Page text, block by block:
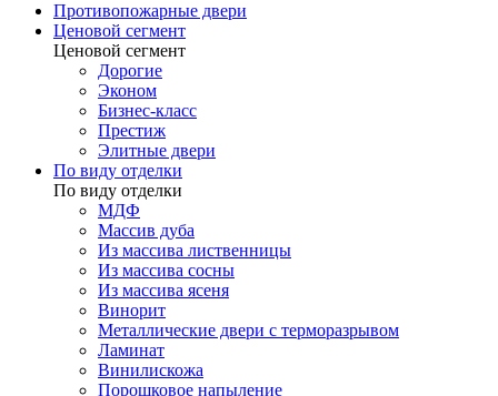
Противопожарные двери
Ценовой сегмент
Ценовой сегмент
Дорогие
Эконом
Бизнес-класс
Престиж
Элитные двери
По виду отделки
По виду отделки
МДФ
Массив дуба
Из массива лиственницы
Из массива сосны
Из массива ясеня
Винорит
Металлические двери с терморазрывом
Ламинат
Винилискожа
Порошковое напыление